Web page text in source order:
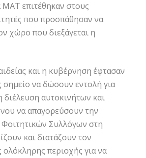
ΜΑΤ επιτέθηκαν στους
που προσπάθησαν να
χώρο που διεξάγεται η
και η κυβέρνηση έφτασαν
να δώσουν εντολή για
αυτοκινήτων και
να απαγορεύσουν την
Συλλόγων στη
και διατάζουν τον
ολόκληρης περιοχής για να